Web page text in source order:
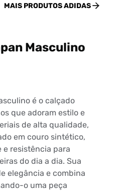
MAIS PRODUTOSADIDAS
Masculino
é o calçado
que adoram estilo e
de alta qualidade,
em couro sintético,
resistência para
do dia a dia. Sua
elegância e combina
o uma peça